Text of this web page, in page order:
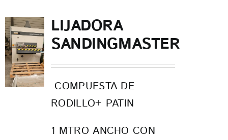
LIJADORA
SANDINGMASTER
COMPUESTA DE
RODILLO+ PATIN
1 MTRO ANCHO CON